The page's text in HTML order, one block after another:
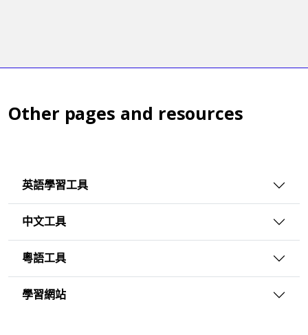
Other pages and resources
英語學習工具
中文工具
粵語工具
學習網站